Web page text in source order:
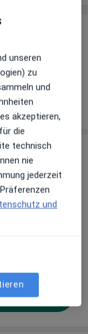
und Kosten
Arzt-Info
Ihre
werden Sie
unseren
zu
und
akzeptieren,
die
technisch
nie
jederzeit
und